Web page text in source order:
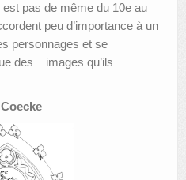
est pas de même du 10e au
peu d’importance à un
personnages et se
des images qu’ils